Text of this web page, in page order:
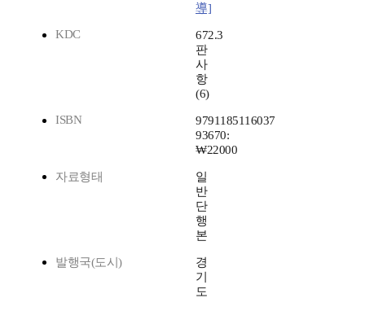
導]
KDC
672.3
판
사
항
(6)
ISBN
9791185116037
93670:
₩22000
자료형태
일
반
단
행
본
발행국(도시)
경
기
도